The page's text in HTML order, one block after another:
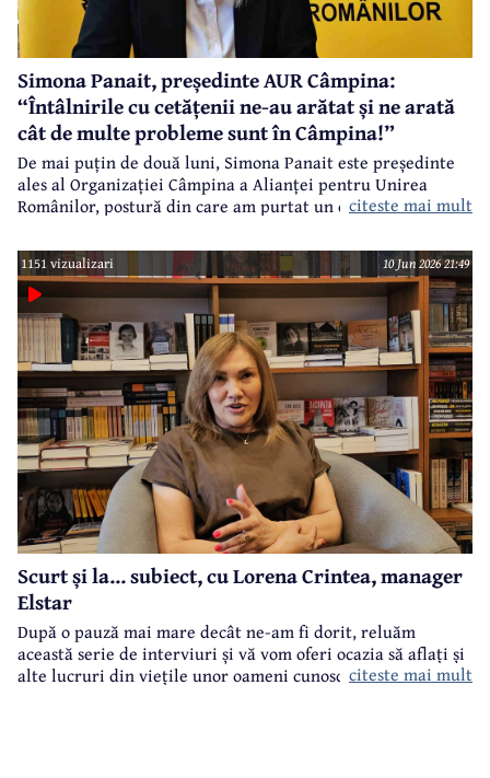
Simona Panait, președinte AUR Câmpina:
“Întâlnirile cu cetățenii ne-au arătat și ne arată
cât de multe probleme sunt în Câmpina!”
De mai puțin de două luni, Simona Panait este președinte
ales al Organizației Câmpina a Alianței pentru Unirea
Românilor, postură din care am purtat un dialog despre
formațiuni politice.
citeste mai mult
1151 vizualizari 10 Jun 2026 21:49
Scurt și la... subiect, cu Lorena Crintea, manager
Elstar
După o pauză mai mare decât ne-am fi dorit, reluăm
această serie de interviuri și vă vom oferi ocazia să aflați și
alte lucruri din viețile unor oameni cunoscuți din Câmpina.
citeste mai mult